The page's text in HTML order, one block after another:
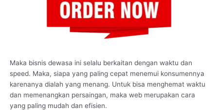
Maka bisnis dewasa ini selalu berkaitan dengan waktu dan
speed. Maka, siapa yang paling cepat menemui konsumennya
karenanya dialah yang menang. Untuk bisa menghemat waktu
dan memenangkan persaingan, maka web merupakan cara
yang paling mudah dan efisien.